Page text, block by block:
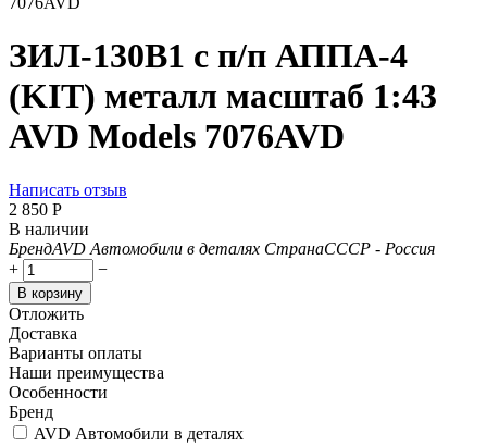
ЗИЛ-130В1 с п/п АППА-4
(KIT) металл масштаб 1:43
AVD Models 7076AVD
Написать отзыв
2 850 Р
В наличии
БрендAVD Автомобили в деталях СтранаСССР - Россия
+
−
В корзину
Отложить
Доставка
Варианты оплаты
Наши преимущества
Особенности
Бренд
AVD Автомобили в деталях